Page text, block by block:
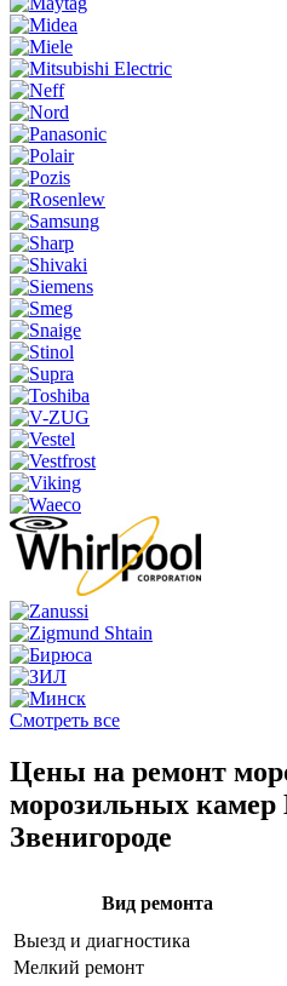
Смотреть все
Цены на ремонт
морозильных
Звенигороде
Вид ремонта
Выезд и диагностика
Мелкий ремонт